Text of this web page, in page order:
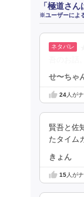
「極道さ
※ユーザーによ
吾のお
せ〜ちゃ
24人が
賢吾と佐
たタイム
きょん
15人が